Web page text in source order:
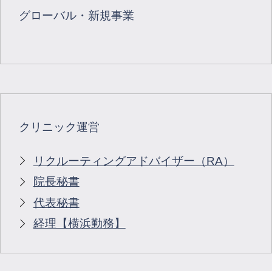
グローバル・新規事業
クリニック運営
リクルーティングアドバイザー（RA）
院長秘書
代表秘書
経理【横浜勤務】